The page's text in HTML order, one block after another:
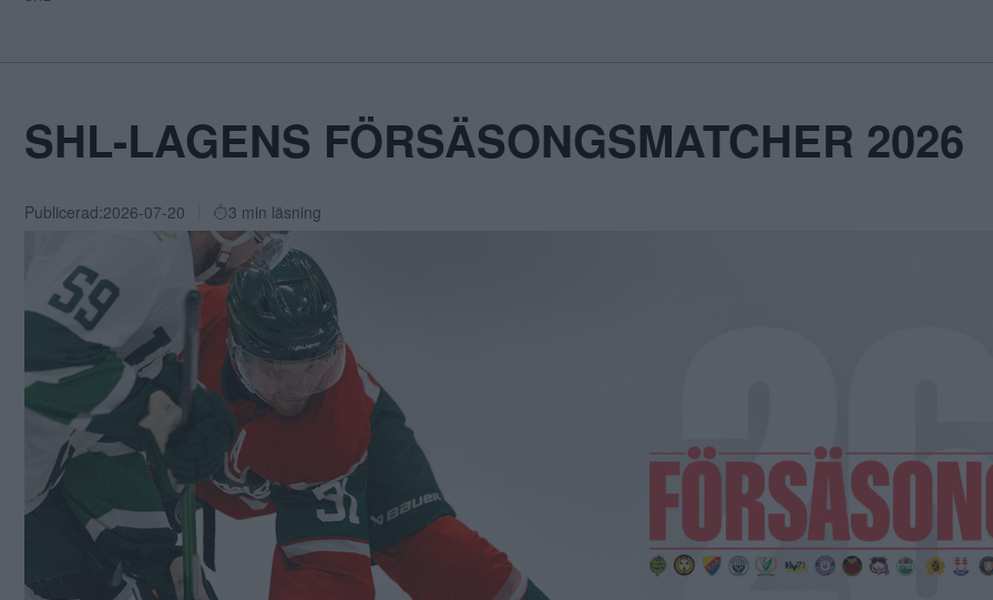
SHL-LAGENS FÖRSÄSONGSMATCHER 2026
Publicerad:2026-07-20 3 min läsning